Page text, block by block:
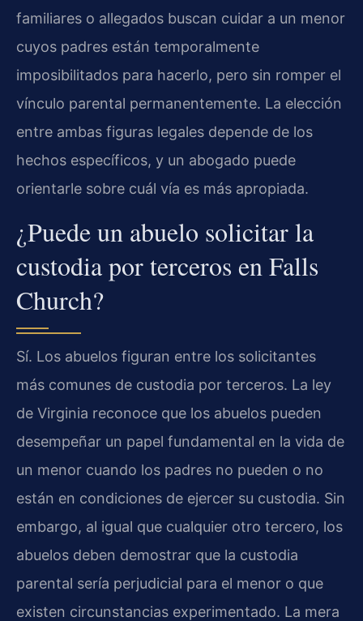
familiares o allegados buscan cuidar a un menor
cuyos padres están temporalmente
imposibilitados para hacerlo, pero sin romper el
vínculo parental permanentemente. La elección
entre ambas figuras legales depende de los
hechos específicos, y un abogado puede
orientarle sobre cuál vía es más apropiada.
¿Puede un abuelo solicitar la
custodia por terceros en Falls
Church?
Sí. Los abuelos figuran entre los solicitantes
más comunes de custodia por terceros. La ley
de Virginia reconoce que los abuelos pueden
desempeñar un papel fundamental en la vida de
un menor cuando los padres no pueden o no
están en condiciones de ejercer su custodia. Sin
embargo, al igual que cualquier otro tercero, los
abuelos deben demostrar que la custodia
parental sería perjudicial para el menor o que
existen circunstancias experimentado. La mera